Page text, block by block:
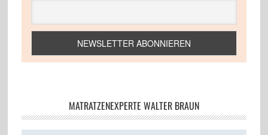
MATRATZENEXPERTE WALTER BRAUN